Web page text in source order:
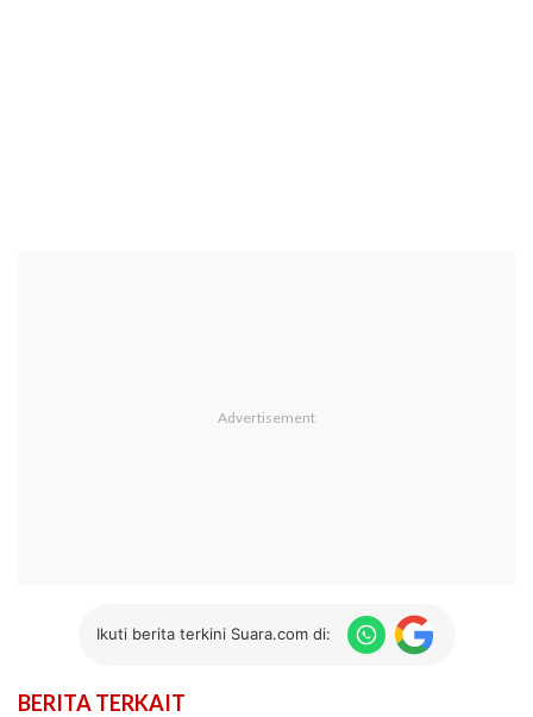
Ikuti berita terkini Suara.com di:
BERITA TERKAIT